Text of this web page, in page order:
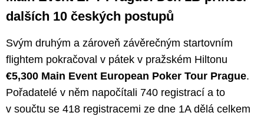
dalších 10 českých postupů
Svým druhým a zároveň závěrečným startovním
flightem pokračoval v pátek v pražském Hiltonu
€5,300 Main Event European Poker Tour Prague.
Pořadatelé v něm napočítali 740 registrací a to
v součtu se 418 registracemi ze dne 1A dělá celkem